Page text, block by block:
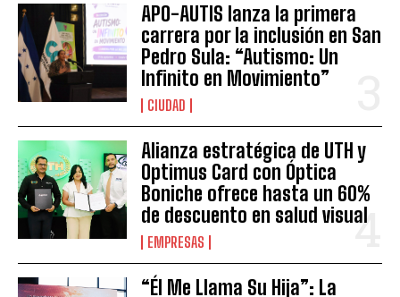
APO-AUTIS lanza la primera
carrera por la inclusión en San
Pedro Sula: “Autismo: Un
Infinito en Movimiento”
CIUDAD
Alianza estratégica de UTH y
Optimus Card con Óptica
Boniche ofrece hasta un 60%
de descuento en salud visual
EMPRESAS
“Él Me Llama Su Hija”: La